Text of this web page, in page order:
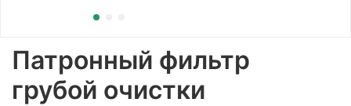
Патронный фильтр
грубой очистки